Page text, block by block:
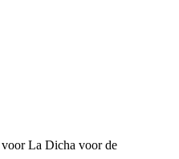
voor La Dicha voor de